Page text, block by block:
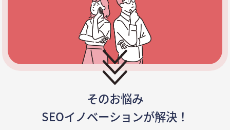
そのお悩み
SEOイノベーションが解決！